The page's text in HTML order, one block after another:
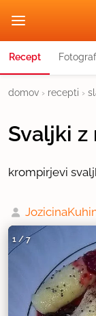
Recept
domov › recepti ›
Svaljki z
krompirjevi
1 /7